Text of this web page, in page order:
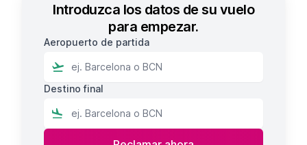
Introduzca los datos de su vuelo
para empezar.
Aeropuerto de partida
Destino final